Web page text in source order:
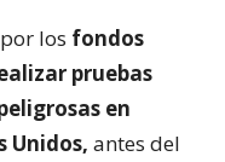
los fondos
pruebas
en
Unidos, antes del